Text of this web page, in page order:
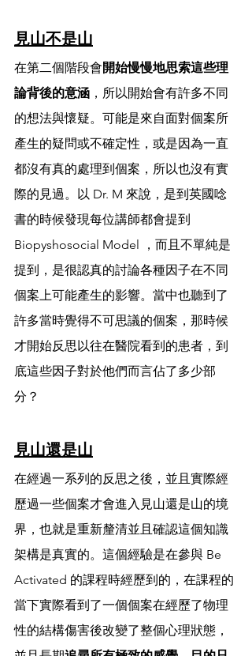
見山不是山
在第二個階段會開始慢慢地思索這些理
論背後的意涵 ，所以開始會有許多不同
的想法與懷疑。可能是來自面對個案所
產生的疑問或不確定性，或是因為一直
都沒有真的處理到個案，所以也沒有實
際的見過。以 Dr. M 來說，是到英國唸
書的時候發現每位講師都會提到
Biopyshosocial Model ，而且不單純是
提到，是很認真的討論各種因子在不同
個案上可能產生的影響。當中也聽到了
許多當時覺得不可思議的個案，那時候
才開始反思以往在醫院看到的患者，到
底這些因子對於他們而言佔了多少部
分？
見山還是山
在經過一系列的反思之後，並且實際經
歷過一些個案才會進入見山還是山的境
界，也就是重新釐清並且確認這個知識
架構是真實的。這個經驗是在參與 Be
Activated 的課程時經歷到的，在課程的
當下實際看到了一個個案在經歷了物理
性的結構傷害後改變了整個心理狀態，